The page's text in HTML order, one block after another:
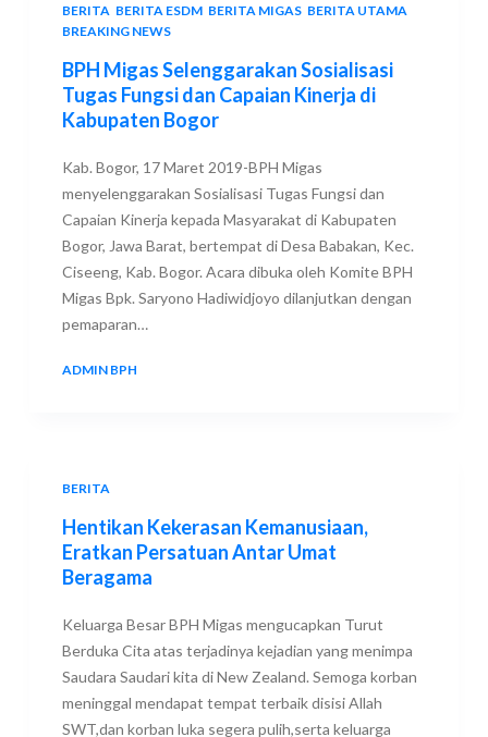
BERITA BERITA ESDM, BERITA MIGAS, BERITA UTAMA
BREAKING NEWS
BPH Migas Selenggarakan Sosialisasi
Tugas Fungsi dan Capaian Kinerja di
Kabupaten Bogor
Kab. Bogor, 17 Maret 2019-BPH Migas
menyelenggarakan Sosialisasi Tugas Fungsi dan
Capaian Kinerja kepada Masyarakat di Kabupaten
Bogor, Jawa Barat, bertempat di Desa Babakan, Kec.
Ciseeng, Kab. Bogor. Acara dibuka oleh Komite BPH
Migas Bpk. Saryono Hadiwidjoyo dilanjutkan dengan
pemaparan…
ADMIN BPH
BERITA
Hentikan Kekerasan Kemanusiaan,
Eratkan Persatuan Antar Umat
Beragama
Keluarga Besar BPH Migas mengucapkan Turut
Berduka Cita atas terjadinya kejadian yang menimpa
Saudara Saudari kita di New Zealand. Semoga korban
meninggal mendapat tempat terbaik disisi Allah
SWT,dan korban luka segera pulih,serta keluarga